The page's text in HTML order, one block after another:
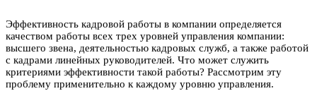
Эффективность кадровой работы в компании определяется
качеством работы всех трех уровней управления компании:
высшего звена, деятельностью кадровых служб, а также работой
с кадрами линейных руководителей. Что может служить
критериями эффективности такой работы? Рассмотрим эту
проблему применительно к каждому уровню управления.